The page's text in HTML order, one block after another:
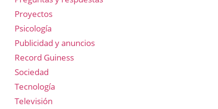
Proyectos
Psicología
Publicidad y anuncios
Record Guiness
Sociedad
Tecnología
Televisión